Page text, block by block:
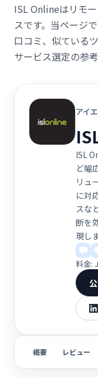
ISL Onlineはリモ
スです。当ページ
口コミ、似ている
サービス選定の参
アイ
ISL
ど幅
リュ
に対
スな
断を
現し
料金:
概要 レビュー